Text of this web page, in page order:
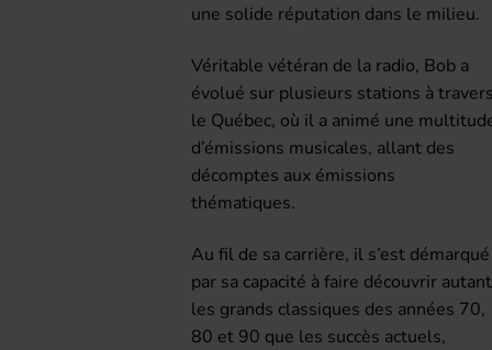
une solide réputation dans le milieu.
Véritable vétéran de la radio, Bob a
évolué sur plusieurs stations à
le Québec, où il a animé une
d’émissions musicales, allant des
décomptes aux émissions
thématiques.
Au fil de sa carrière, il s’est démarqué
par sa capacité à faire découvrir autant
les grands classiques des années 70,
80 et 90 que les succès actuels,